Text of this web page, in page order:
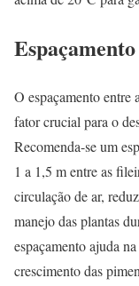
O espaçamento entre
fator crucial para o
Recomenda-se um
1 a 1,5 m entre as
circulação de ar,
manejo das plantas
espaçamento ajuda
crescimento das